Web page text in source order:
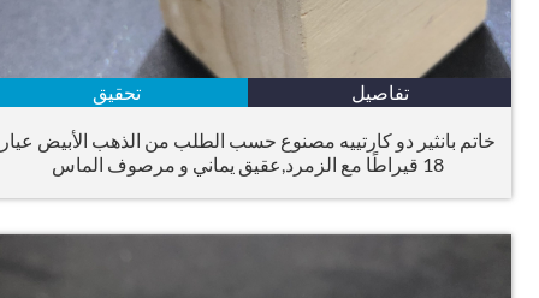
تفاصيل تحقيق
خاتم بانثير دو كارتييه مصنوع حسب الطلب من الذهب الأبيض عيار
18 قيراطًا مع الزمرد,عقيق يماني و مرصوف الماس